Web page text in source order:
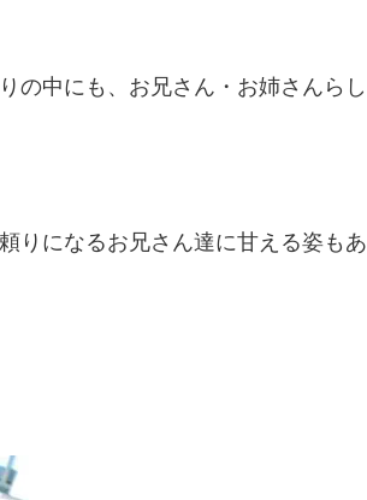
の中にも、お兄さん・お姉さんら
りになるお兄さん達に甘える姿も